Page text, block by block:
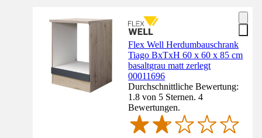
Flex Well Herdumbauschrank
Tiago BxTxH 60 x 60 x 85 cm
basaltgrau matt zerlegt
00011696
Durchschnittliche Bewertung:
1.8 von 5 Sternen. 4
Bewertungen.